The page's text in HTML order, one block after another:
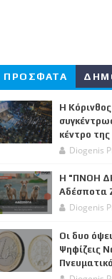
ΠΡΟΣΦΑΤΑ
Η
κέντρο
Diogenis
Η "ΠΝΟΗ
Αδέσποτα
Diogenis
Οι δυο
Ψηφίζεις